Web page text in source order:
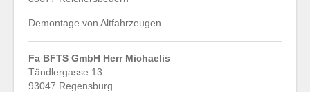
Demontage von Altfahrzeugen
Fa BFTS GmbH Herr Michaelis
Tändlergasse 13
93047 Regensburg